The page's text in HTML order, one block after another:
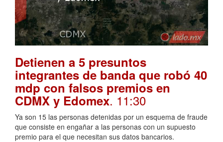
Detienen a 5 presuntos
integrantes de banda que robó 40
mdp con falsos premios en
CDMX y Edomex. 11:30
Ya son 15 las personas detenidas por un esquema de fraude
que consiste en engañar a las personas con un supuesto
premio para el que necesitan sus datos bancarios.